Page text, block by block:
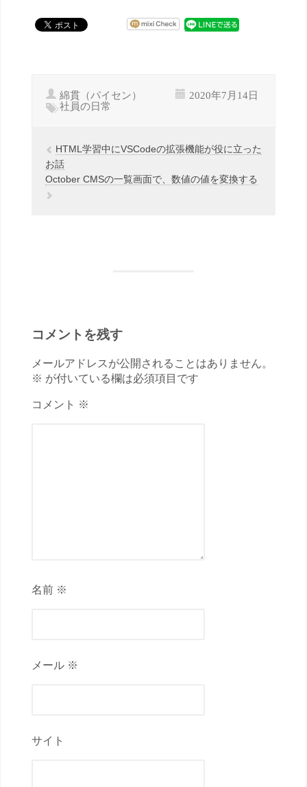
綿貫（パイセン） 2020年7月14日
社員の日常
HTML学習中にVSCodeの拡張機能が役に立った
お話
October CMSの一覧画面で、数値の値を変換する
コメントを残す
メールアドレスが公開されることはありません。
※ が付いている欄は必須項目です
コメント ※
名前 ※
メール ※
サイト